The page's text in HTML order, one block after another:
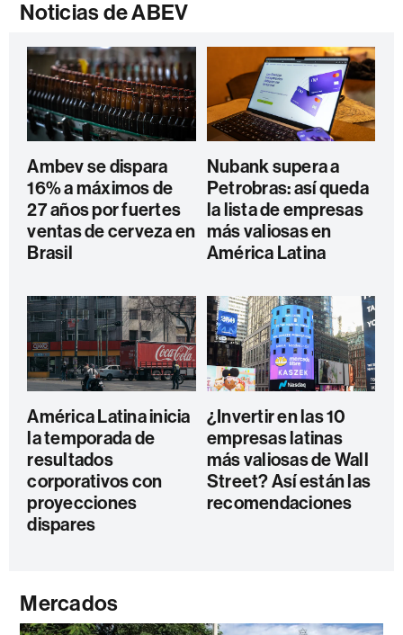
Noticias de ABEV
Ambev se dispara
16% a máximos de
27 años por fuertes
ventas de cerveza en
Brasil
Nubank supera a
Petrobras: así queda
la lista de empresas
más valiosas en
América Latina
América Latina inicia
la temporada de
resultados
corporativos con
proyecciones
dispares
¿Invertir en las 10
empresas latinas
más valiosas de Wall
Street? Así están las
recomendaciones
Mercados